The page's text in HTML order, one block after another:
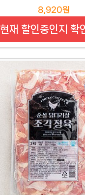
8,920원
현재 할인중인지 확